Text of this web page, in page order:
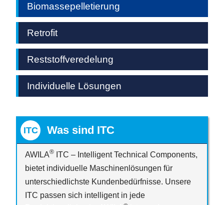
Biomassepelletierung
Retrofit
Reststoffveredelung
Individuelle Lösungen
Was sind ITC
AWILA® ITC – Intelligent Technical Components,
bietet individuelle Maschinenlösungen für
unterschiedlichste Kundenbedürfnisse. Unsere
ITC passen sich intelligent in jede